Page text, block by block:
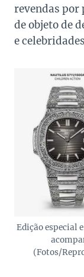
revendas por
de objeto de
e
Edição especial
(Fotos/